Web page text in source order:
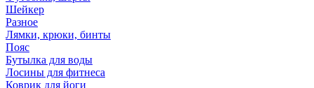
Шейкер
Разное
Лямки, крюки, бинты
Пояс
Бутылка для воды
Лосины для фитнеса
Коврик для йоги